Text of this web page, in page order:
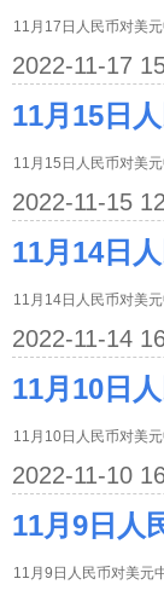
11月17日人民币对美
2022-11-17
11月15日
11月15日人民币对美
2022-11-15
11月14日
11月14日人民币对美
2022-11-14
11月10日
11月10日人民币对美
2022-11-10
11月9日人
11月9日人民币对美元